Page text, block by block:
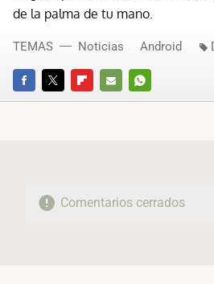
de la palma de tu mano.
FACEBOOKTWITTERFLIPBOARD
E-
WHATSAPP
TEMAS Noticias Android
Comentarios cerrados